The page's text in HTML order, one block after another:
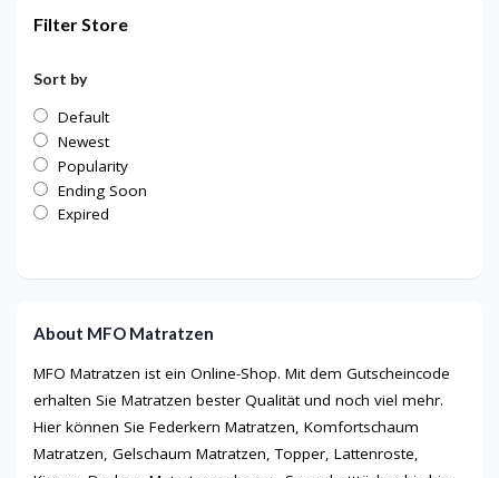
Filter Store
Sort by
Default
Newest
Popularity
Ending Soon
Expired
About MFO Matratzen
MFO Matratzen ist ein Online-Shop. Mit dem Gutscheincode
erhalten Sie Matratzen bester Qualität und noch viel mehr.
Hier können Sie Federkern Matratzen, Komfortschaum
Matratzen, Gelschaum Matratzen, Topper, Lattenroste,